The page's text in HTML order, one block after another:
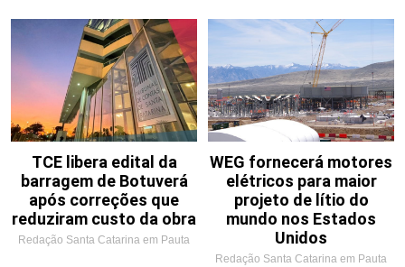
TCE libera edital da
barragem de Botuverá
após correções que
reduziram custo da obra
Redação Santa Catarina em Pauta
WEG fornecerá motores
elétricos para maior
projeto de lítio do
mundo nos Estados
Unidos
Redação Santa Catarina em Pauta